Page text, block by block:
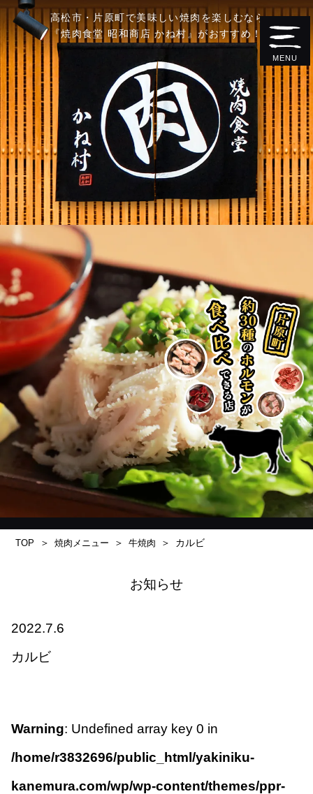
高松市・片原町で美味しい焼肉を楽しむなら
『焼肉食堂 昭和商店 かね村』がおすすめ！
MENU
TOP 焼肉メニュー 牛焼肉 カルビ
お知らせ
2022.7.6
カルビ
Warning: Undefined array key 0 in
/home/r3832696/public_html/yakiniku-
kanemura.com/wp/wp-content/themes/ppr-